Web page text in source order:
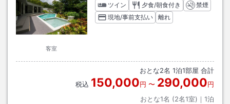
客室
ツイン
夕食/朝食付き
禁煙
現地/事前支払い
離れ
おとな2名 1泊1部屋 合計
税込 150,000円 〜 290,000円
おとな1名 (2名1室)｜ 1泊